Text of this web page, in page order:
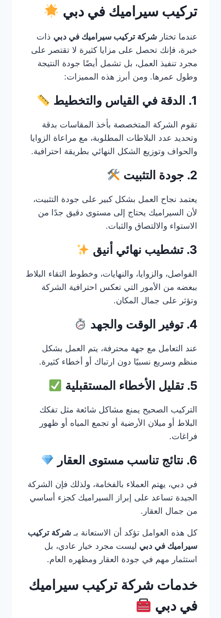
تركيب سيراميك في دبي
عندما تختار شركة تركيب سيراميك في دبي ذات
خبرة، فإنك تحصل على مزايا كثيرة لا تقتصر على
مجرد تنفيذ العمل، بل تشمل أيضًا جودة النتيجة
وطول عمرها. ومن أبرز هذه المميزات:
1. الدقة في القياس والتخطيط
تقوم الشركة المتخصصة بأخذ المقاسات بدقة
وتحديد عدد البلاطات المطلوبة، مع مراعاة الزوايا
والحواف وتوزيع الشكل النهائي بطريقة احترافية.
2. جودة التثبيت
يعتمد نجاح العمل بشكل كبير على جودة التثبيت،
لأن السيراميك يحتاج إلى مستوى دقيق جدًا من
الاستواء والالتصاق والثبات.
3. تشطيب نهائي أنيق
الفواصل، والزوايا، والنهايات، وخطوط التقاء البلاط
ببعضه من الأمور التي تعكس احترافية الشركة
وتؤثر على جمال المكان.
4. توفير الوقت والجهد
عند التعامل مع جهة محترفة، يتم العمل بشكل
منظم وسريع نسبيًا دون ارتباك أو أخطاء كثيرة.
5. تقليل الأخطاء المستقبلية
التركيب الصحيح يمنع مشاكل شائعة مثل تفكك
البلاط أو ميلان الأرضية أو تجمع المياه أو ظهور
فراغات.
6. نتائج تناسب مستوى العقار
في دبي، يهتم العملاء بالفخامة، ولذلك فإن الشركة
الجيدة تساعد على إبراز السيراميك كجزء أساسي
من جمال العقار.
كل هذه العوامل تؤكد أن الاستعانة بـ شركة تركيب
سيراميك في دبي ليست مجرد خيار عادي، بل
استثمار مهم في جودة العقار ومظهره العام.
خدمات شركة تركيب سيراميك
في دبي